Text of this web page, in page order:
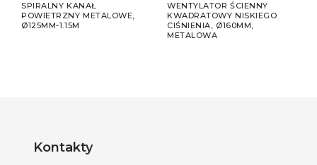
SPIRALNY KANAŁ
POWIETRZNY METALOWE,
Ø125MM-1.15M
WENTYLATOR ŚCIENNY
KWADRATOWY NISKIEGO
CIŚNIENIA, Ø160MM,
METALOWA
Kontakty